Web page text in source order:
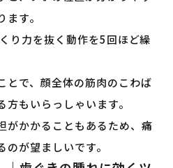
す。
り力を抜く動作を5回ほど繰
とで、顔全体の筋肉のこわば
もいらっしゃいます。
がかかることもあるため、痛
が望ましいです。